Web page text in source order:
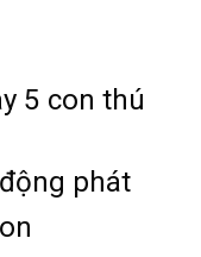
5 con thú
phát